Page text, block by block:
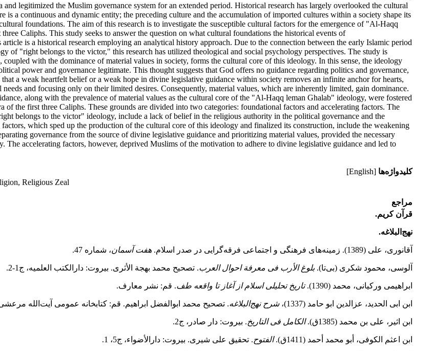
legitimized the Muslim governance system for an extended period. Historical research has largely overlooked the cultural
a continuous and dynamic entity; the preceding culture and the accumulation of imported cultures within a society shape its
foundations. The aim of this research is to investigate the susceptible cultural factors for the emergence of "Al-Haqq
Caliphs. This study seeks to answer the question on what cultural foundations the historical events of
is a historical research employing an analytical history approach. Due to the connection between the early Islamic period
of "right belongs to the victor," this research has utilized theological and social psychology perspectives. The study is
with the dominance of material values in society, forms the cultural core of this ideology. In this sense, the ideology
power and governance legitimate. This thought suggests that God offers no guidance regarding politics and governance,
a weak heartfelt belief or a weak hope in divine legislative guidance within society removes an infinite anchor for hearts,
and focusing only on their limited desires. Consequently, material values, which are inherently limited, gain dominance.
along with the prevalence of material values as the cultural core of the "Al-Haqq leman Ghalab" ideology, were fostered
of the first three Caliphs. These grounds are divided into two categories: foundational factors and accelerating factors. The
belongs to the victor" ideology, include a lack of belief in the religious authority in the political governance and the
which sped up the production of the cultural core of this ideology and finalized its construction, include the weakening
governance from the source of divine legislative guidance and prioritizing material values, provided the necessary
accelerating factors, however, deprived Muslims of the motivation to adhere to divine legislative guidance and led to
کلیدواژه‌ها [English]
Religious Zeal
مراجع
قرآن کریم.
نهج‌البلاغه.
آقانوری، علی (1389). زمینه‌های فرهنگی و اجتماعی فرقه‌گرایی در صدر اسلام. هفت آسمان، شماره 47.
آلوسی، محمود شکری (بی‌تا).بلوغ الأرب فی معرفة احوال العرب. تصحیح محمد بهجة الأثری. بیروت: دارالکتب العلمیه، ج1-2.
ابراهیمی ورکیانی، محمد (1390). تاریخ تحلیلی اسلام از آغاز تا واقعه طف. قم: نشر معارف.
ابن ابی الحدید، عزالدین ابو حامد (1337)، شرح نهج‌البلاغه. تصحیح محمد ابوالفضل ابراهیم. قم: کتابخانه عمومی آیت‌الله مرعشی نجفی،
ابن اثیر، على بن محمد (1385ق). الکامل فی التاریخ. بیروت: دار صادر، ج2.
ابن اعثم الکوفى، ‏أبو محمد أحمد (1411ق). الفتوح. تحقیق على شیرى. بیروت: دارالأضواء، ج5، 1.